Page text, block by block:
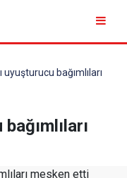
uyuşturucu bağımlıları